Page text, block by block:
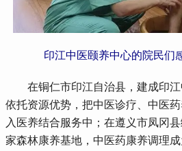
印江中医颐养中心的院民们
在铜仁市印江自治县，建成印江
依托资源优势，把中医诊疗、中医
入医养结合服务中；在遵义市凤冈
家森林康养基地，中医药康养调理